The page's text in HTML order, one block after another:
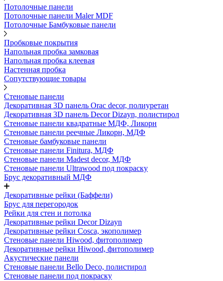
Потолочные панели
Потолочные панели Maler MDF
Потолочные Бамбуковые панели
Пробковые покрытия
Напольная пробка замковая
Напольная пробка клеевая
Настенная пробка
Сопутствующие товары
Стеновые панели
Декоративная 3D панель Orac decor, полиуретан
Декоративная 3D панель Decor Dizayn, полистирол
Стеновые панели квадратные МДФ, Ликорн
Стеновые панели реечные Ликорн, МДФ
Стеновые бамбуковые панели
Стеновые панели Finitura, МДФ
Стеновые панели Madest decor, МДФ
Стеновые панели Ultrawood под покраску
Брус декоративный МДФ
Декоративные рейки (Баффели)
Брус для перегородок
Рейки для стен и потолка
Декоративные рейки Decor Dizayn
Декоративные рейки Cosca, экополимер
Стеновые панели Hiwood, фитополимер
Декоративные рейки Hiwood, фитополимер
Акустические панели
Стеновые панели Bello Deco, полистирол
Стеновые панели под покраску